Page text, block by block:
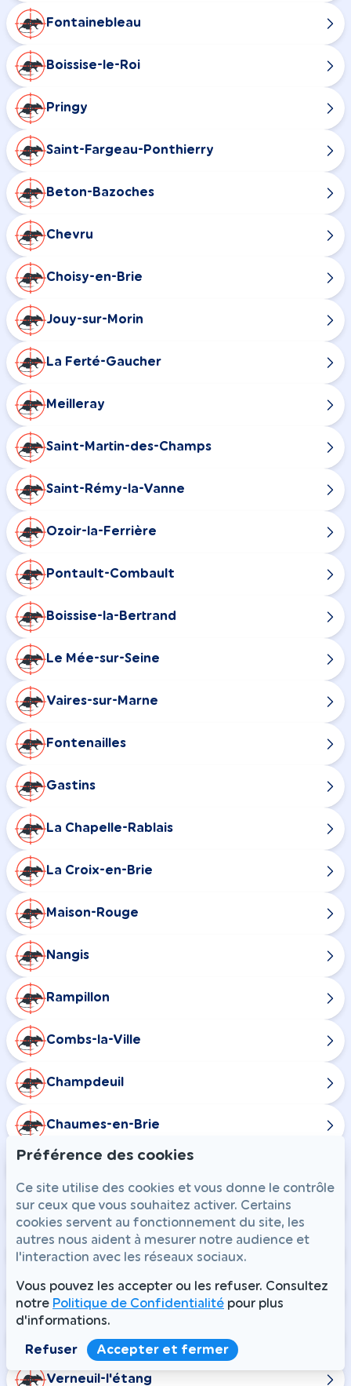
Fontainebleau
Boissise-le-Roi
Pringy
Saint-Fargeau-Ponthierry
Beton-Bazoches
Chevru
Choisy-en-Brie
Jouy-sur-Morin
La Ferté-Gaucher
Meilleray
Saint-Martin-des-Champs
Saint-Rémy-la-Vanne
Ozoir-la-Ferrière
Pontault-Combault
Boissise-la-Bertrand
Le Mée-sur-Seine
Vaires-sur-Marne
Fontenailles
Gastins
La Chapelle-Rablais
La Croix-en-Brie
Maison-Rouge
Nangis
Rampillon
Combs-la-Ville
Champdeuil
Chaumes-en-Brie
Crisenoy
Fouju
Guignes
Ozouer-le-Voulgis
Verneuil-l'étang
Préférence des cookies
Ce site utilise des cookies et vous donne le contrôle
sur ceux que vous souhaitez activer. Certains
cookies servent au fonctionnement du site, les
autres nous aident à mesurer notre audience et
l'interaction avec les réseaux sociaux.
Vous pouvez les accepter ou les refuser. Consultez
notre Politique de Confidentialité pour plus
d'informations.
Refuser Accepter et fermer